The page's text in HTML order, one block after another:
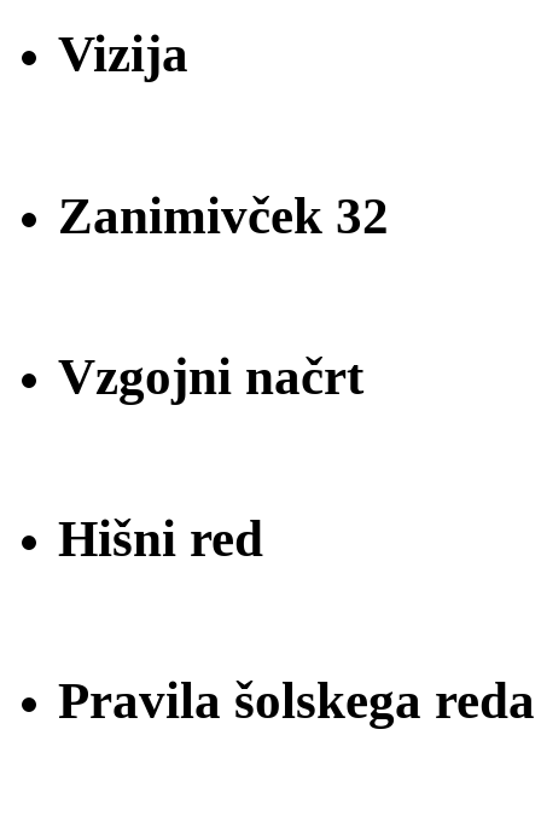
Vizija
Zanimivček 32
Vzgojni načrt
Hišni red
Pravila šolskega reda